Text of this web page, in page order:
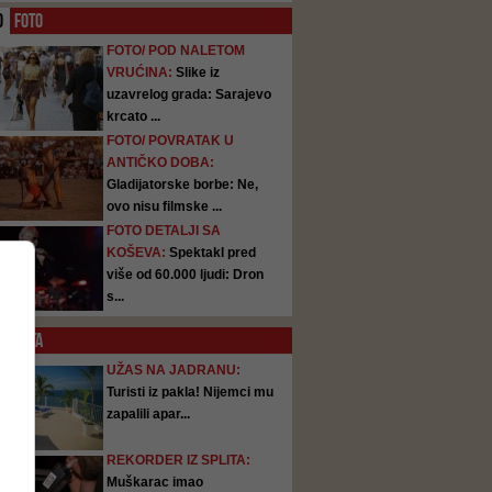
FOTO
FOTO/ POD NALETOM
VRUĆINA: Slike iz
uzavrelog grada: Sarajevo
krcato ...
FOTO/ POVRATAK U
ANTIČKO DOBA:
Gladijatorske borbe: Ne,
ovo nisu filmske ...
FOTO DETALJI SA
KOŠEVA: Spektakl pred
više od 60.000 ljudi: Dron
s...
SATA
UŽAS NA JADRANU:
Turisti iz pakla! Nijemci mu
zapalili apar...
REKORDER IZ SPLITA:
Muškarac imao